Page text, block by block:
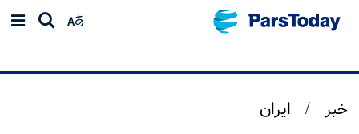
خبر / ایران